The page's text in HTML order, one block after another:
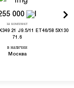
000
за комплект
21 J9.5/11 ET46/58 5X130
71.6
в наличии
Москва